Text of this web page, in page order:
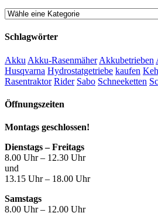
Schlagwörter
Akku Akku-Rasenmäher Akkubetrieben
Husqvarna Hydrostatgetriebe kaufen
Rasentraktor Rider Sabo Schneeketten
Öffnungszeiten
Montags geschlossen!
Dienstags – Freitags
8.00 Uhr – 12.30 Uhr
und
13.15 Uhr – 18.00 Uhr
Samstags
8.00 Uhr – 12.00 Uhr